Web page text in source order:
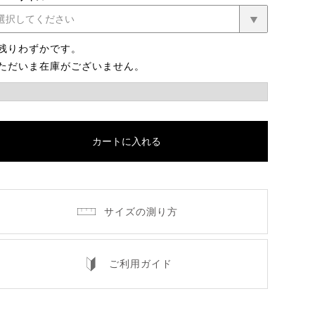
りわずかです。
だいま在庫がございません。
カートに入れる
サイズの測り方
ご利用ガイド